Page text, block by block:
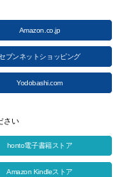
Amazon.co.jp
ブンネットショッピング
Yodobashi.com
さい
honto電子書籍ストア
Amazon Kindleストア